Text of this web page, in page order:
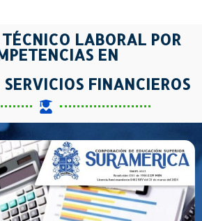
LABORAL POR
EN
FINANCIEROS